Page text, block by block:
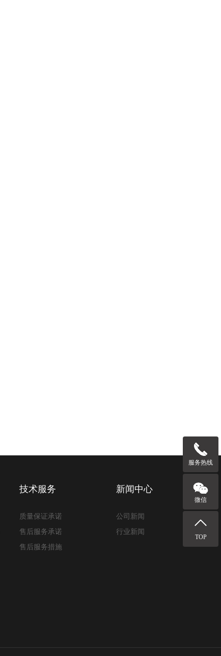
技术服务
质量保证承诺
售后服务承诺
售后服务措施
新闻中心
公司新闻
行业新闻
服务热线
微信
TOP